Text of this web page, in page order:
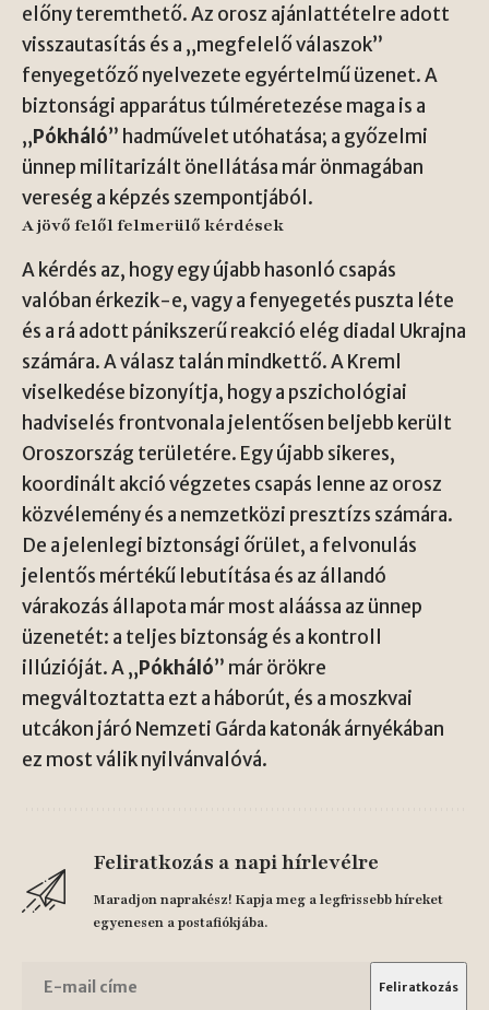
előny teremthető. Az orosz ajánlattételre adott
visszautasítás és a „megfelelő válaszok”
fenyegetőző nyelvezete egyértelmű üzenet. A
biztonsági apparátus túlméretezése maga is a
„Pókháló” hadművelet utóhatása; a győzelmi
ünnep militarizált önellátása már önmagában
vereség a képzés szempontjából.
A jövő felől felmerülő kérdések
A kérdés az, hogy egy újabb hasonló csapás
valóban érkezik-e, vagy a fenyegetés puszta léte
és a rá adott pánikszerű reakció elég diadal Ukrajna
számára. A válasz talán mindkettő. A Kreml
viselkedése bizonyítja, hogy a pszichológiai
hadviselés frontvonala jelentősen beljebb került
Oroszország területére. Egy újabb sikeres,
koordinált akció végzetes csapás lenne az orosz
közvélemény és a nemzetközi presztízs számára.
De a jelenlegi biztonsági őrület, a felvonulás
jelentős mértékű lebutítása és az állandó
várakozás állapota már most aláássa az ünnep
üzenetét: a teljes biztonság és a kontroll
illúzióját. A „Pókháló” már örökre
megváltoztatta ezt a háborút, és a moszkvai
utcákon járó Nemzeti Gárda katonák árnyékában
ez most válik nyilvánvalóvá.
Feliratkozás a napi hírlevélre
Maradjon naprakész! Kapja meg a legfrissebb híreket
egyenesen a postafiókjába.